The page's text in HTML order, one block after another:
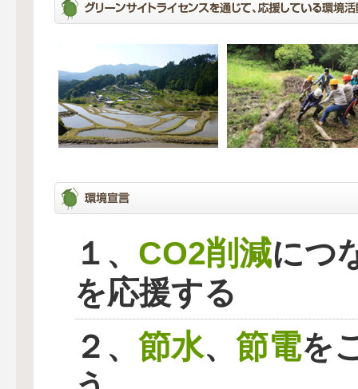
１、 CO2削減につ
を応援する
２、 節水、 節電を